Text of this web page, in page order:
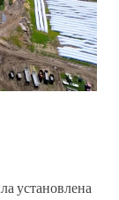
установлена